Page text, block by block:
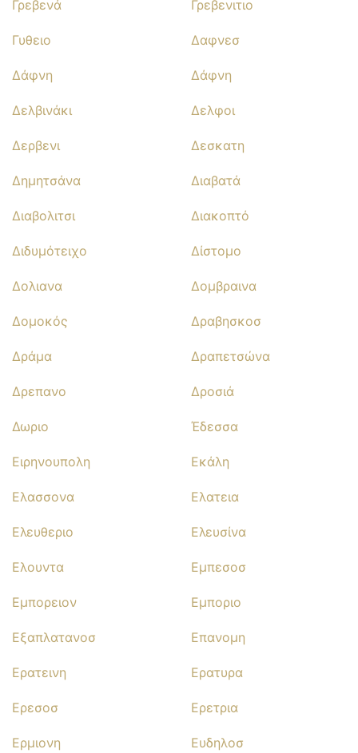
Γρεβενά Γρεβενιτιο
Γυθειο Δαφνεσ
Δάφνη Δάφνη
Δελβινάκι Δελφοι
Δερβενι Δεσκατη
Δημητσάνα Διαβατά
Διαβολιτσι Διακοπτό
Διδυμότειχο Δίστομο
Δολιανα Δομβραινα
Δομοκός Δραβησκοσ
Δράμα Δραπετσώνα
Δρεπανο Δροσιά
Δωριο Έδεσσα
Ειρηνουπολη Εκάλη
Ελασσονα Ελατεια
Ελευθεριο Ελευσίνα
Ελουντα Εμπεσοσ
Εμπορειον Εμποριο
Εξαπλατανοσ Επανομη
Ερατεινη Ερατυρα
Ερεσοσ Ερετρια
Ερμιονη Ευδηλοσ